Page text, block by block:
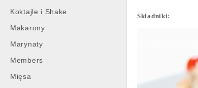
Koktajle i Shake
Makarony
Marynaty
Members
Mięsa
Składniki: